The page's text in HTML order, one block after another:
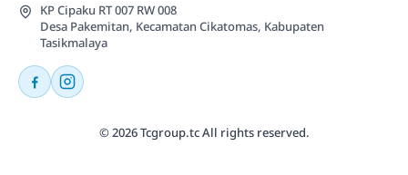
KP Cipaku RT 007 RW 008
Desa Pakemitan, Kecamatan Cikatomas, Kabupaten
Tasikmalaya
© 2026 Tcgroup.tc All rights reserved.